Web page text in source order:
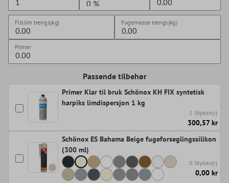
Flislim trengs(kg) Fugemasse trengs(kg)
Primer
Passende tilbehør
Primer Klar til bruk Schönox KH FIX syntetisk
harpiks limdispersjon 1 kg
1 Stykke(r)
300,57 kr
Schönox ES Bahama Beige fugeforseglingssilikon
(300 ml)
0 Stykke(r)
0,00 kr